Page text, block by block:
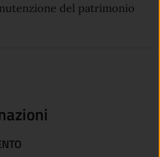
del patrimonio